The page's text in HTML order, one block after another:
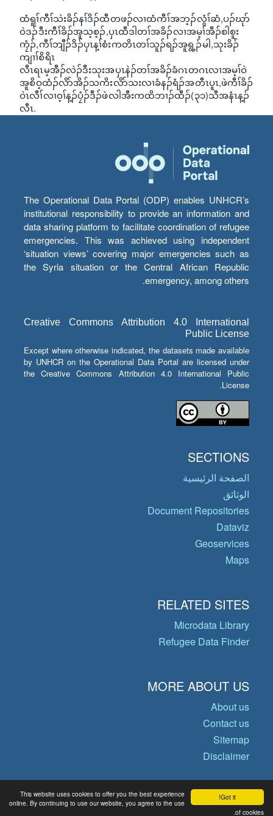
Got it!
This website uses cookies to offer you the best experience
online. By continuing to use our website, you agree to the use
of cookies.
ထံရူၢ်ကီၢ်သဲးခိၣ်နၢ်ဒိၣ်ထီတဖၣ်လၢထံကီၢ်အဘ့ၣ်လွံၢ်ဆံ,ပၣ်ဃုာ်
ဝဲဒၣ်ဒီးကီၢ်ခိၣ်အူသ့စ့ၣ်,ပှၤထီဒါတၢ်အခိၣ်လၢအမ့ၢ်အီၣ်စါစူး
ကၠံၣ်,ကီၢ်ဘျီၣ်ဒိၣ်ပှၤန့ၢ်စံးကတိၤတၢ်သူၣ်ရၣ်အူရွ့ၣ်မါ,သုးခိၣ်
ကျၢၢ်စိရိၤ
လီၤရၤမ့အီၣ်လဲၣ်ဒီးသုးအပှၤနဲၣ်တၢ်အခိၣ်ခံဂၤတဂၤလၢအမ့ၢ်ဝဲ
အူစိဝ့ထံၣ်လိာ်အိၣ်သကိးလိာ်သးလၢခံနၣ်ရံၣ်အတီၤပူၤ,ဖဲကီၢ်ခိၣ်
ဝဲၤလီၢ်လၢဝ့ၢ်န့ၣ်ပၠံၣ်ဒီၣ်ဖဲလါအီးကထိဘၢၣ်ထီၣ်(၃၁)သီအနံၤန့ၣ်
လီၤ.
The Operational Data Portal (ODP) enables UNHCR’s
institutional responsibility to provide an information and
data sharing platform to facilitate coordination of refugee
emergencies. This was achieved using independent
‘situation views’ covering major emergencies such as
the Syria situation or the Central African Republic
emergency, among others.
Creative Commons Attribution 4.0 International
Public License
Except where otherwise indicated, the datasets made available
by UNHCR on the Operational Data Portal are licensed under
the Creative Commons Attribution 4.0 International Public
License.
SECTIONS
الصفحة الرئيسية
الوثائق
Document Repositories
Dataviz
Geoservices
Maps
RELATED SITES
Microdata Library
Refugee Data Finder
MORE ABOUT US
About us
Contact us
Sitemap
Disclaimer
© Copyright 2026 Operational Data
Portal